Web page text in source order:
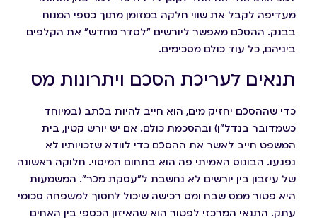
מעדיפה לקבל את שווי חלקה במזומן מתוך כספי המנוח
בבנק. ההסכם מאפשר ליורשים "לסדר מחדש" את הקלפים
ביניהם, כל עוד כולם מסכימים.
תנאים לעריכת הסכם ויתרונות מס
כדי שההסכם יחזיק מים, הוא חייב להיות בכתב (במיוחד
כשמדובר בנדל"ן) ובהסכמת כולם. אם יש יורש קטין, בית
המשפט חייב לאשר את ההסכם כדי לוודא שזכויותיו לא
נפגעו. הבונוס האמיתי פה הוא בתחום המיסוי. חלוקה ראשונה
של עיזבון בין יורשים לא נחשבת ל"עסקת מכר". המשמעות
היא פטור ממס שבח ומס רכישה שיכול לחסוך למשפחה סכומי
עתק. התנאי המרכזי לפטור הוא שהאיזון הכספי בין האחים